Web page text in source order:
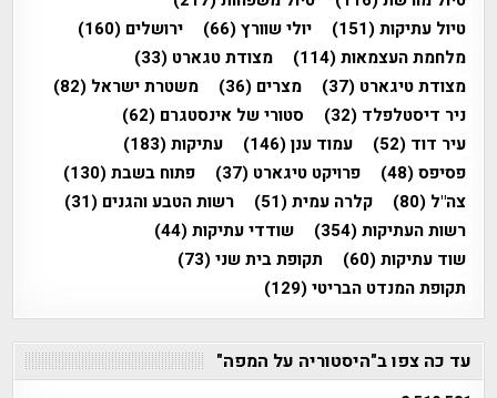
טיול עתיקות(151) יולי שוורץ(66) ירושלים (160)
מלחמת העצמאות(114) מצודת טגארט (33)
מצודת טיגארט (37) מצרים (36) משטרת ישראל (82)
ניר דיסטלפלד (32) סטורי של אינסטגרם (62)
עיר דוד (52) עמוד ענן(146) עתיקות(183)
פסיפס(48) פרויקט טיגארט (37) פתוח בשבת(130)
צה"ל (80) קלרה עמית(51) רשות הטבע והגנים (31)
רשות העתיקות(354) שודדי עתיקות(44)
שוד עתיקות(60) תקופת בית שני(73)
תקופת המנדט הבריטי(129)
עד כה צפו ב"היסטוריה על המפה"